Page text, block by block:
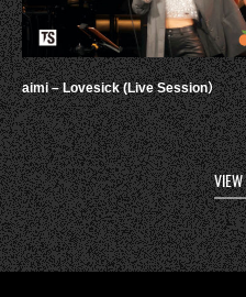
aimi – Lovesick (Live Session）